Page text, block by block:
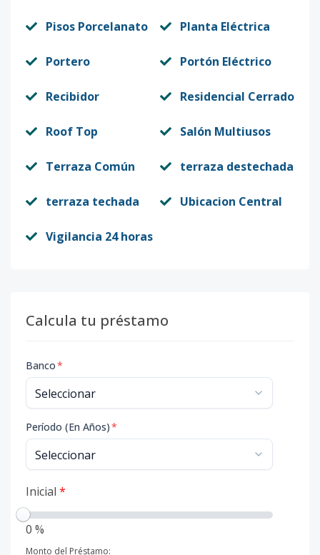
Pisos Porcelanato Planta Eléctrica
Portero Portón Eléctrico
Recibidor Residencial Cerrado
Roof Top Salón Multiusos
Terraza Común terraza destechada
terraza techada Ubicacion Central
Vigilancia 24 horas
Calcula tu préstamo
Banco*
Período (En Años)*
Inicial *
0 %
Monto del Préstamo: